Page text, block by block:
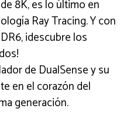
8K, es lo último en
Ray Tracing. Y con
¡descubre los
de DualSense y su
en el corazón del
generación.